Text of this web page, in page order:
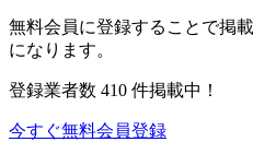
無料会員に登録することで掲
になります。
登録業者数 410 件掲載中！
今すぐ無料会員登録